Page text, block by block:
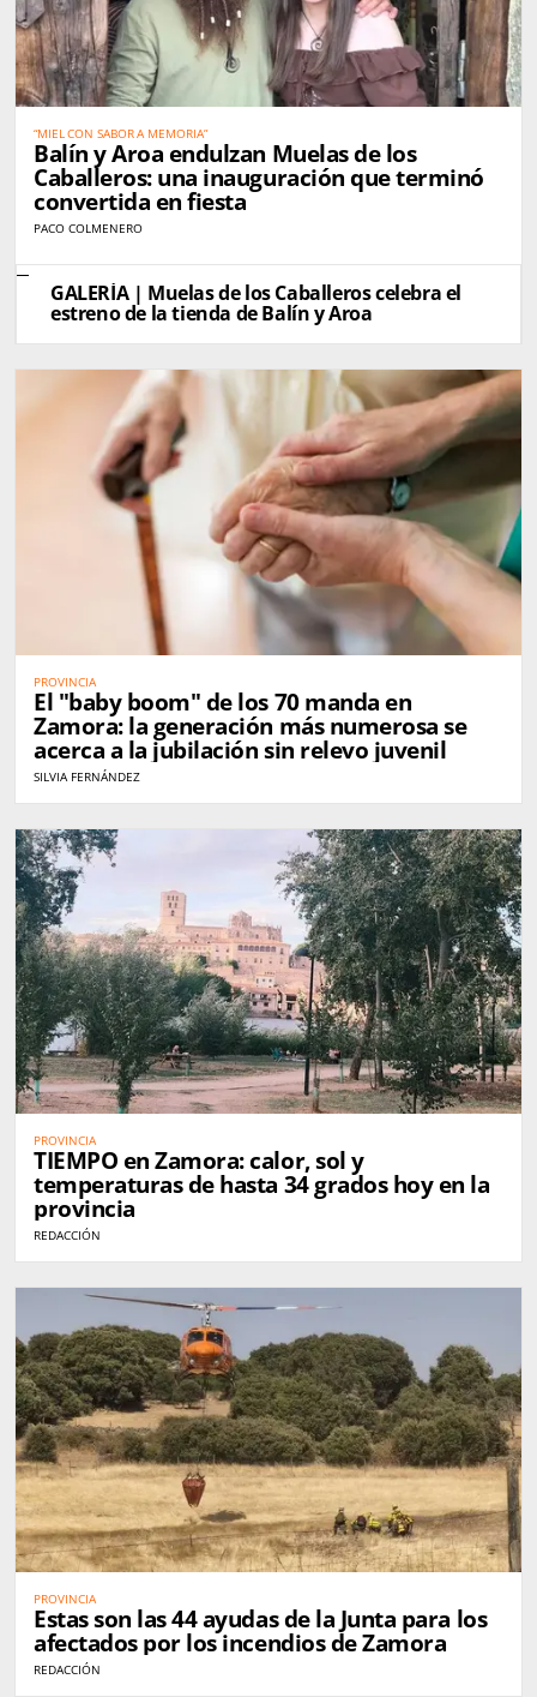
“MIEL CON SABOR A MEMORIA”
Balín y Aroa endulzan Muelas de los
Caballeros: una inauguración que terminó
convertida en fiesta
PACO COLMENERO
GALERÍA | Muelas de los Caballeros celebra el
estreno de la tienda de Balín y Aroa
PROVINCIA
El "baby boom" de los 70 manda en
Zamora: la generación más numerosa se
acerca a la jubilación sin relevo juvenil
SILVIA FERNÁNDEZ
PROVINCIA
TIEMPO en Zamora: calor, sol y
temperaturas de hasta 34 grados hoy en la
provincia
REDACCIÓN
PROVINCIA
Estas son las 44 ayudas de la Junta para los
afectados por los incendios de Zamora
REDACCIÓN